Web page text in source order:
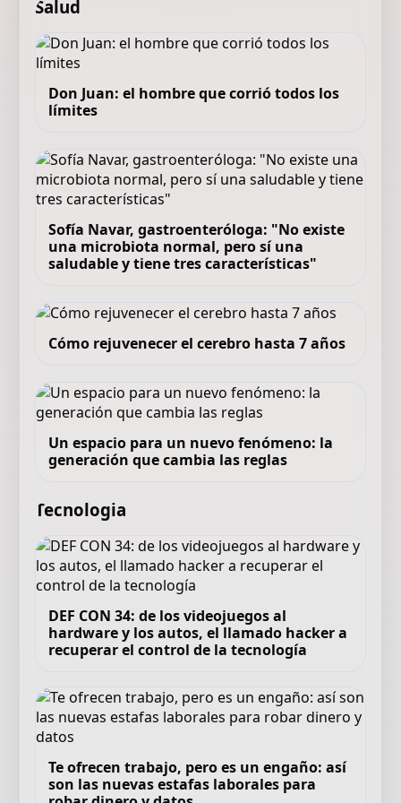
Salud
Don Juan: el hombre que corrió todos los
límites
Sofía Navar, gastroenteróloga: "No existe
una microbiota normal, pero sí una
saludable y tiene tres características"
Cómo rejuvenecer el cerebro hasta 7 años
Un espacio para un nuevo fenómeno: la
generación que cambia las reglas
Tecnologia
DEF CON 34: de los videojuegos al
hardware y los autos, el llamado hacker a
recuperar el control de la tecnología
Te ofrecen trabajo, pero es un engaño: así
son las nuevas estafas laborales para